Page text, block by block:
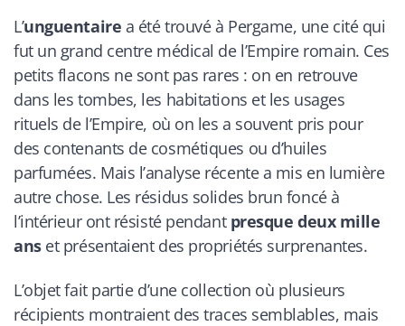
L’unguentaire a été trouvé à Pergame, une cité qui
fut un grand centre médical de l’Empire romain. Ces
petits flacons ne sont pas rares : on en retrouve
dans les tombes, les habitations et les usages
rituels de l’Empire, où on les a souvent pris pour
des contenants de cosmétiques ou d’huiles
parfumées. Mais l’analyse récente a mis en lumière
autre chose. Les résidus solides brun foncé à
l’intérieur ont résisté pendant presque deux mille
anset présentaient des propriétés surprenantes.
L’objet fait partie d’une collection où plusieurs
récipients montraient des traces semblables, mais